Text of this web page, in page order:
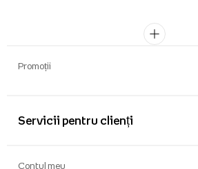
Promoții
Servicii pentru clienți
Contul meu